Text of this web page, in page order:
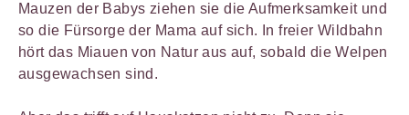
Mauzen der Babys ziehen sie die Aufmerksamkeit und
so die Fürsorge der Mama auf sich. In freier Wildbahn
hört das Miauen von Natur aus auf, sobald die Welpen
ausgewachsen sind.